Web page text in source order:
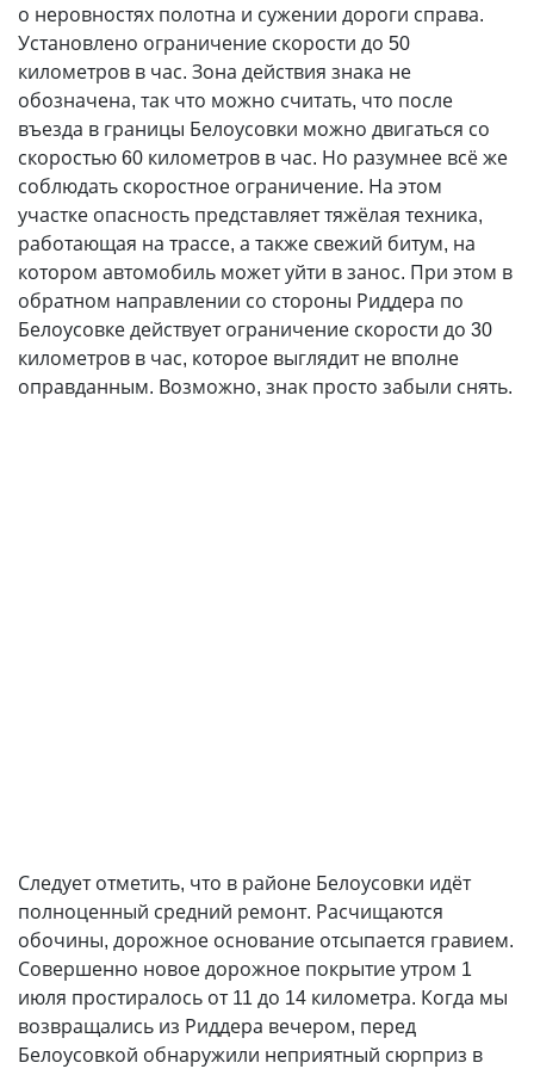
о неровностях полотна и сужении дороги справа.
Установлено ограничение скорости до 50
километров в час. Зона действия знака не
обозначена, так что можно считать, что после
въезда в границы Белоусовки можно двигаться со
скоростью 60 километров в час. Но разумнее всё же
соблюдать скоростное ограничение. На этом
участке опасность представляет тяжёлая техника,
работающая на трассе, а также свежий битум, на
котором автомобиль может уйти в занос. При этом в
обратном направлении со стороны Риддера по
Белоусовке действует ограничение скорости до 30
километров в час, которое выглядит не вполне
оправданным. Возможно, знак просто забыли снять.
Следует отметить, что в районе Белоусовки идёт
полноценный средний ремонт. Расчищаются
обочины, дорожное основание отсыпается гравием.
Совершенно новое дорожное покрытие утром 1
июля простиралось от 11 до 14 километра. Когда мы
возвращались из Риддера вечером, перед
Белоусовкой обнаружили неприятный сюрприз в